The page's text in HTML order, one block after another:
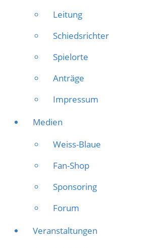
Leitung
Schiedsrichter
Spielorte
Anträge
Impressum
Medien
Weiss-Blaue
Fan-Shop
Sponsoring
Forum
Veranstaltungen